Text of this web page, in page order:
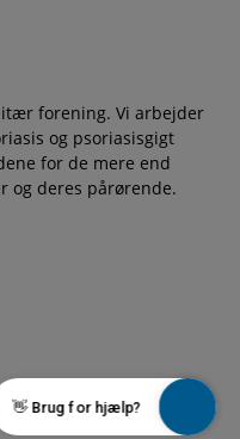
forening. Vi arbejder
og psoriasisgigt
for de mere end
og deres pårørende.
👋 Brug for hjælp?